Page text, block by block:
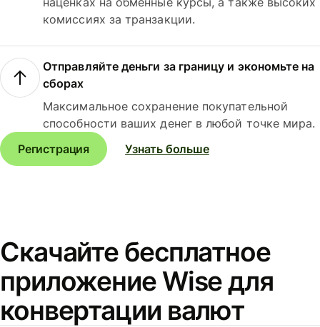
комиссиях за транзакции.
Отправляйте деньги за границу и экономьте на
сборах
Максимальное сохранение покупательной
способности ваших денег в любой точке мира.
Регистрация
Узнать больше
Скачайте бесплатное
приложение Wise для
конвертации валют